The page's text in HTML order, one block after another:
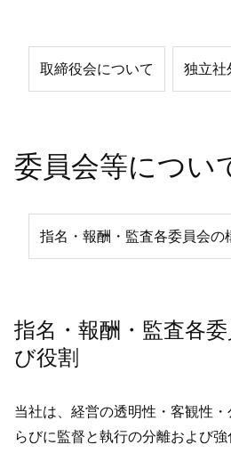
取締役会について 独立社
委員会等につい
指名・報酬・監査各委員会の
指名・報酬・監査各
び役割
当社は、経営の透明性・客観性
らびに監督と執行の分離および